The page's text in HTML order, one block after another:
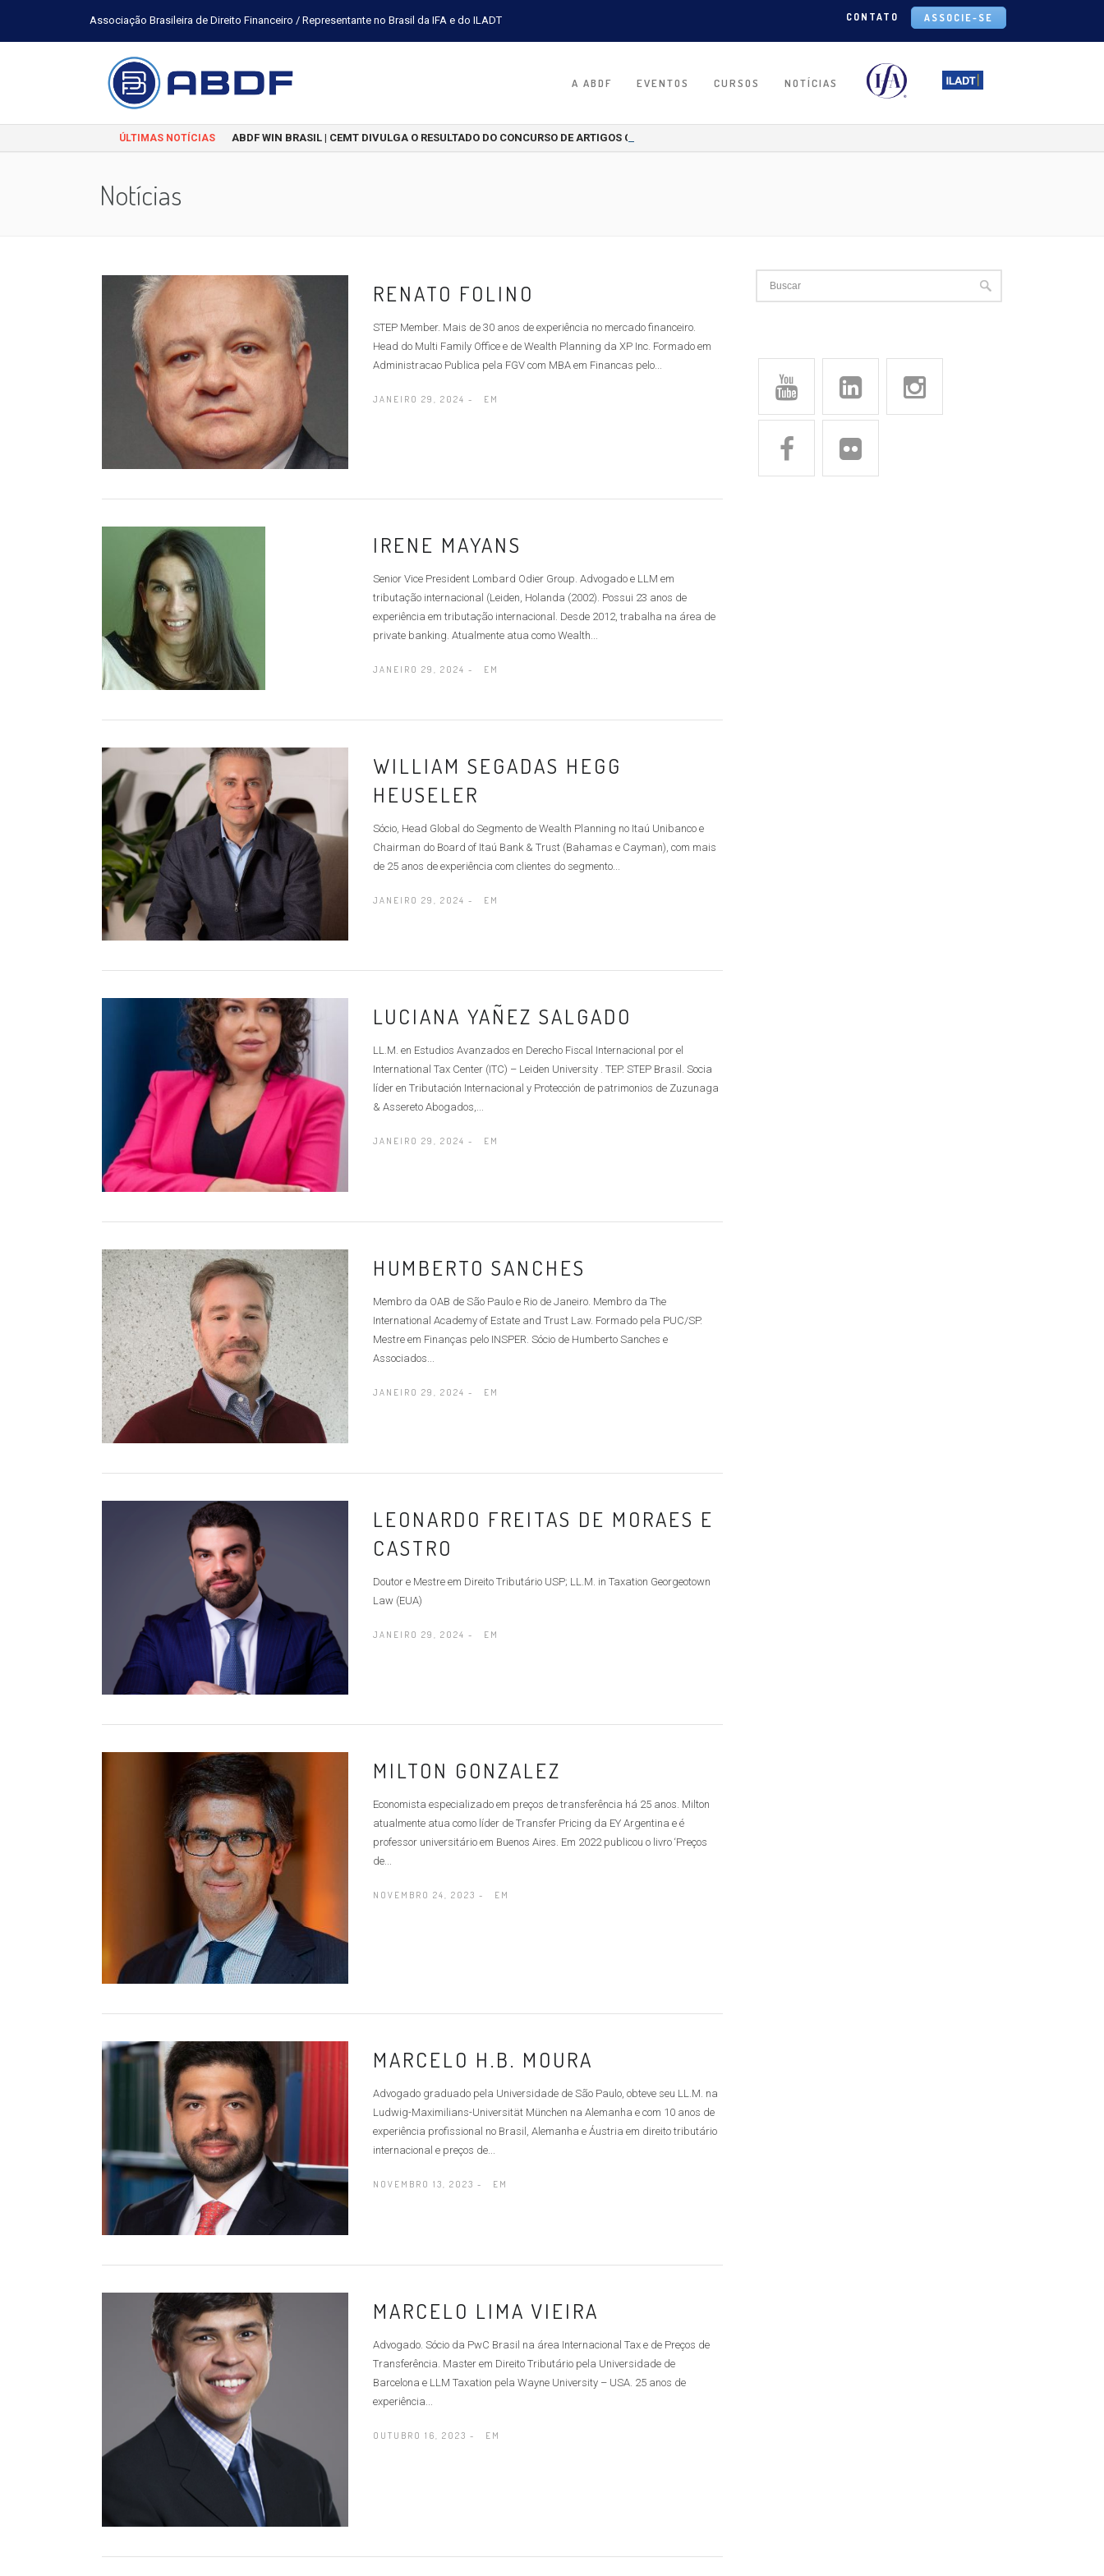
Associação Brasileira de Direito Financeiro / Representante no Brasil da IFA e do ILADT CONTATO ASSOCIE-SE
A ABDF EVENTOS CURSOS NOTÍCIAS
ÚLTIMAS NOTÍCIAS ABDF WIN BRASIL | CEMT DIVULGA O RESULTADO DO CONCURSO DE ARTIGOS CIENTÍFICOS 2026
Notícias
RENATO FOLINO
STEP Member. Mais de 30 anos de experiência no mercado financeiro.
Head do Multi Family Office e de Wealth Planning da XP Inc. Formado em
Administracao Publica pela FGV com MBA em Financas pelo...
JANEIRO 29, 2024 - EM
IRENE MAYANS
Senior Vice President Lombard Odier Group. Advogado e LLM em
tributação internacional (Leiden, Holanda (2002). Possui 23 anos de
experiência em tributação internacional. Desde 2012, trabalha na área de
private banking. Atualmente atua como Wealth...
JANEIRO 29, 2024 - EM
WILLIAM SEGADAS HEGG
HEUSELER
Sócio, Head Global do Segmento de Wealth Planning no Itaú Unibanco e
Chairman do Board of Itaú Bank & Trust (Bahamas e Cayman), com mais
de 25 anos de experiência com clientes do segmento...
JANEIRO 29, 2024 - EM
LUCIANA YAÑEZ SALGADO
LL.M. en Estudios Avanzados en Derecho Fiscal Internacional por el
International Tax Center (ITC) – Leiden University . TEP. STEP Brasil. Socia
líder en Tributación Internacional y Protección de patrimonios de Zuzunaga
& Assereto Abogados,...
JANEIRO 29, 2024 - EM
HUMBERTO SANCHES
Membro da OAB de São Paulo e Rio de Janeiro. Membro da The
International Academy of Estate and Trust Law. Formado pela PUC/SP.
Mestre em Finanças pelo INSPER. Sócio de Humberto Sanches e
Associados...
JANEIRO 29, 2024 - EM
LEONARDO FREITAS DE MORAES E
CASTRO
Doutor e Mestre em Direito Tributário USP; LL.M. in Taxation Georgeotown
Law (EUA)
JANEIRO 29, 2024 - EM
MILTON GONZALEZ
Economista especializado em preços de transferência há 25 anos. Milton
atualmente atua como líder de Transfer Pricing da EY Argentina e é
professor universitário em Buenos Aires. Em 2022 publicou o livro ‘Preços
de...
NOVEMBRO 24, 2023 - EM
MARCELO H.B. MOURA
Advogado graduado pela Universidade de São Paulo, obteve seu LL.M. na
Ludwig-Maximilians-Universität München na Alemanha e com 10 anos de
experiência profissional no Brasil, Alemanha e Áustria em direito tributário
internacional e preços de...
NOVEMBRO 13, 2023 - EM
MARCELO LIMA VIEIRA
Advogado. Sócio da PwC Brasil na área Internacional Tax e de Preços de
Transferência. Master em Direito Tributário pela Universidade de
Barcelona e LLM Taxation pela Wayne University – USA. 25 anos de
experiência...
OUTUBRO 16, 2023 - EM